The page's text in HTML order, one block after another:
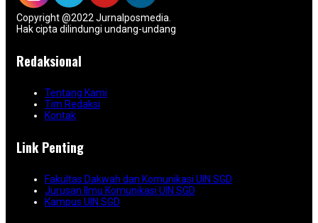
Copyright @2022 Jurnalposmedia.
Hak cipta dilindungi undang-undang
Redaksional
Tentang Kami
Tim Redaksi
Kontak
Link Penting
Fakultas Dakwah dan Komunikasi UIN SGD
Jurusan Ilmu Komunikasi UIN SGD
Kampus UIN SGD